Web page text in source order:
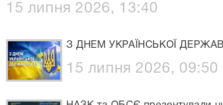
15 липня 2026, 13:40
З ДНЕМ УКРАЇНСЬКОЇ
15 липня 2026, 09:50